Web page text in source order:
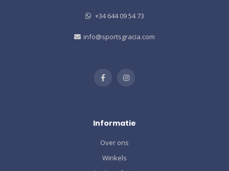
+34 644 09 54 73
info@sportsgracia.com
Informatie
Over ons
Winkels